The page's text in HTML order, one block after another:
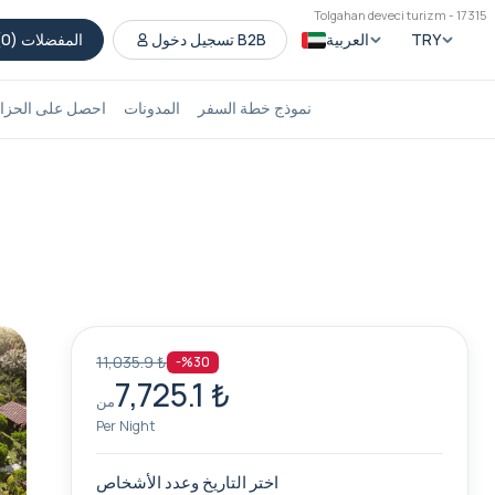
Tolgahan deveci turizm - 17315
المفضلات (0 تسجيل دخول B2B العربية TRY
احصل على المدونات نموذج خطة السفر
11,035.9 ₺ -%30
من7,725.1 ₺
Per Night
اختر التاريخ وعدد الأشخاص